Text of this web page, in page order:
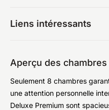
Liens intéressants
Aperçu des
Seulement 8 chambres
une attention personnelle
Deluxe Premium sont